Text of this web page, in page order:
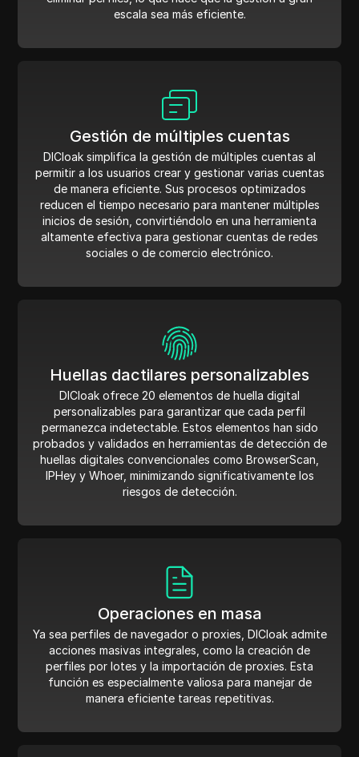
escala sea más eficiente.
Gestión de múltiples cuentas
DICloak simplifica la gestión de múltiples cuentas al
permitir a los usuarios crear y gestionar varias cuentas
de manera eficiente. Sus procesos optimizados
reducen el tiempo necesario para mantener múltiples
inicios de sesión, convirtiéndolo en una herramienta
altamente efectiva para gestionar cuentas de redes
sociales o de comercio electrónico.
Huellas dactilares personalizables
DICloak ofrece 20 elementos de huella digital
personalizables para garantizar que cada perfil
permanezca indetectable. Estos elementos han sido
probados y validados en herramientas de detección de
huellas digitales convencionales como BrowserScan,
IPHey y Whoer, minimizando significativamente los
riesgos de detección.
Operaciones en masa
Ya sea perfiles de navegador o proxies, DICloak admite
acciones masivas integrales, como la creación de
perfiles por lotes y la importación de proxies. Esta
función es especialmente valiosa para manejar de
manera eficiente tareas repetitivas.